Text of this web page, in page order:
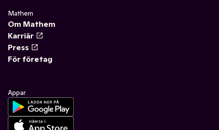
Mathem
Om Mathem
Karriär
Press
För företag
Appar